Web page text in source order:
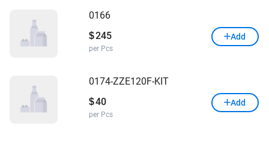
0166
$245
per Pcs
Add
0174-ZZE120F-KIT
$40
per Pcs
Add